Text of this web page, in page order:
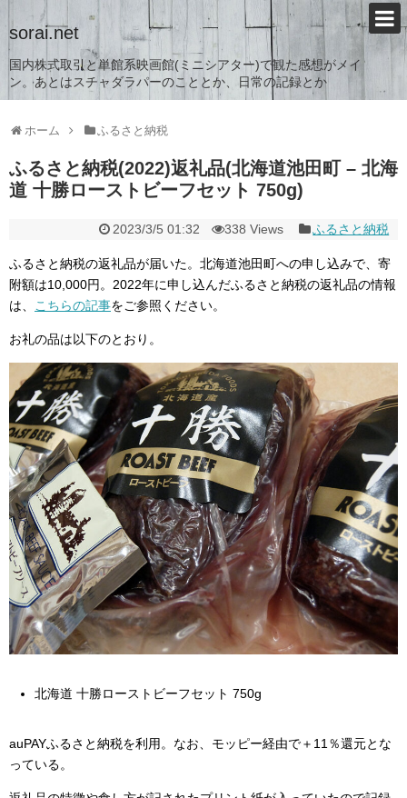
sorai.net
国内株式取引と単館系映画館(ミニシアター)で観た感想がメイ
ン。あとはスチャダラパーのこととか、日常の記録とか
ホーム ふるさと納税
ふるさと納税(2022)返礼品(北海道池田町 – 北海
道 十勝ローストビーフセット 750g)
2023/3/5 01:32 338 Views ふるさと納税
ふるさと納税の返礼品が届いた。北海道池田町への申し込みで、寄
附額は10,000円。2022年に申し込んだふるさと納税の返礼品の情報
は、
こちらの記事をご参照ください。
お礼の品は以下のとおり。
北海道 十勝ローストビーフセット 750g
auPAYふるさと納税を利用。なお、モッピー経由で＋11％還元とな
っている。